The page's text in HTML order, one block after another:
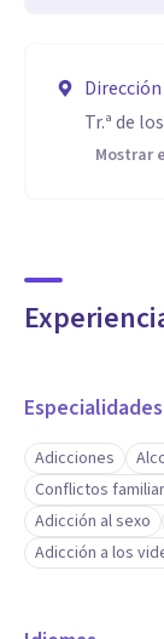
Tr.ª de
Mostrar
Especialidades
Adicciones
Conflictos
Adicción al sexo
Adicción a los